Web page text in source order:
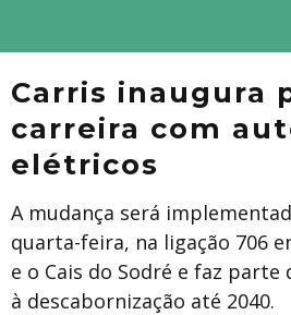
Carris inaugura
carreira com
elétricos
A mudança será
quarta-feira, na ligação 706
e o Cais do Sodré e faz
à descabornização até 2040.